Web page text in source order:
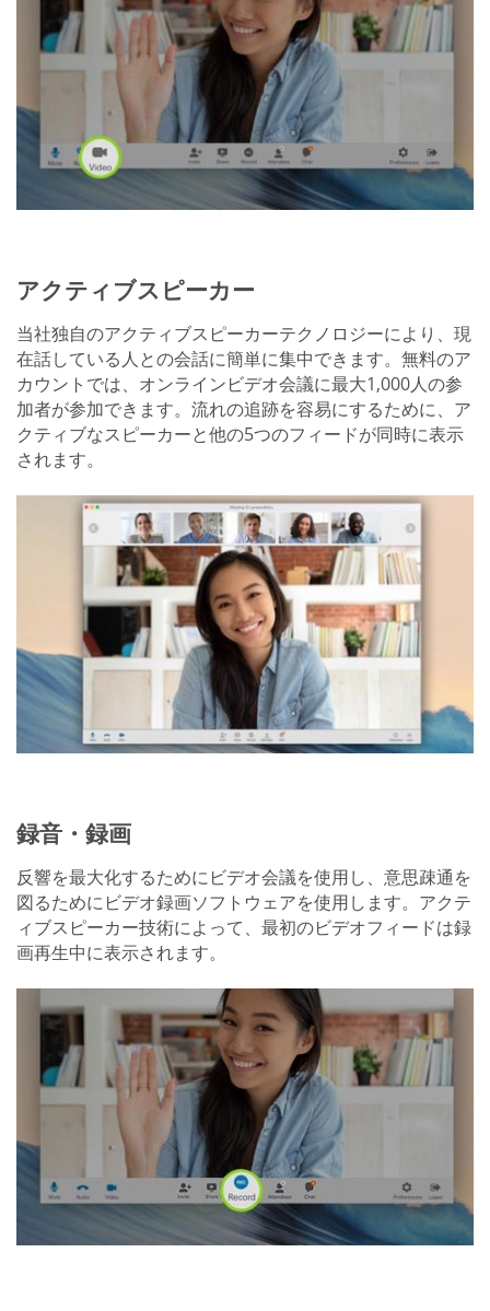
アクティブスピーカー
当社独自のアクティブスピーカーテクノロジーにより、現
在話している人との会話に簡単に集中できます。無料のア
カウントでは、オンラインビデオ会議に最大1,000人の参
加者が参加できます。流れの追跡を容易にするために、ア
クティブなスピーカーと他の5つのフィードが同時に表示
されます。
録音・録画
反響を最大化するためにビデオ会議を使用し、意思疎通を
図るためにビデオ録画ソフトウェアを使用します。アクテ
ィブスピーカー技術によって、最初のビデオフィードは録
画再生中に表示されます。